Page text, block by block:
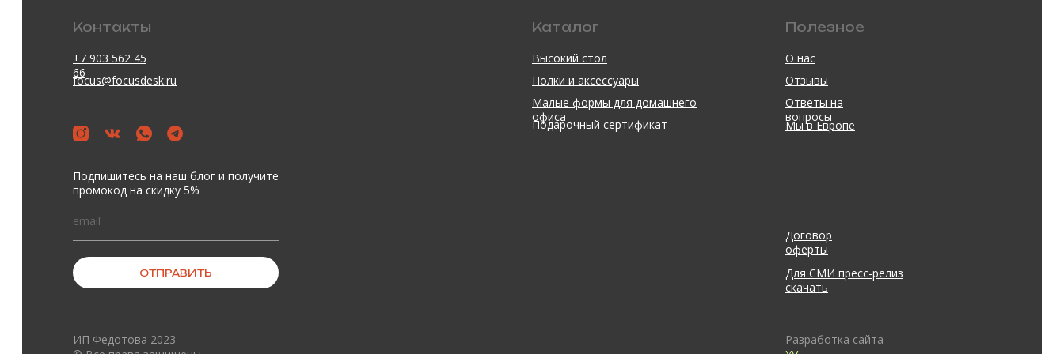
Договор
оферты
Для СМИ пресс-релиз
скачать
focus@focusdesk.ru
Подпишитесь на наш блог и получите
промокод на скидку 5%
ИП Федотова 2023
Разработка сайта
Каталог
Контакты Полезное
Высокий стол
Полки и аксессуары
Малые формы для домашнего
офиса
Подарочный сертификат
О нас
Отзывы
Ответы на
вопросы
Мы в Европе
+7 903 562 45
66
ОТПРАВИТЬ